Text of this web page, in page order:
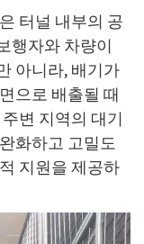
터널 내부의 공
행자와 차량이
아니라, 배기가
으로 배출될 때
변 지역의 대기
화하고 고밀도
지원을 제공하